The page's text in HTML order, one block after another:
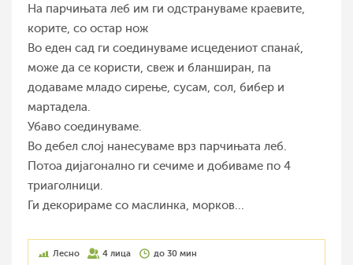
На парчињата леб им ги одстрануваме краевите,
корите, со остар нож
Во еден сад ги соединуваме исцедениот спанаќ,
може да се користи, свеж и бланширан, па
додаваме младо сирење, сусам, сол, бибер и
мартадела.
Убаво соединуваме.
Во дебел слој нанесуваме врз парчињата леб.
Потоа дијагонално ги сечиме и добиваме по 4
триаголници.
Ги декорираме со маслинка, морков...
Лесно 4 лица до 30 мин